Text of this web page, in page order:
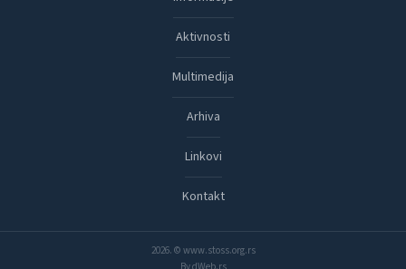
Aktivnosti
Multimedija
Arhiva
Linkovi
Kontakt
2026. © www.stoss.org.rs